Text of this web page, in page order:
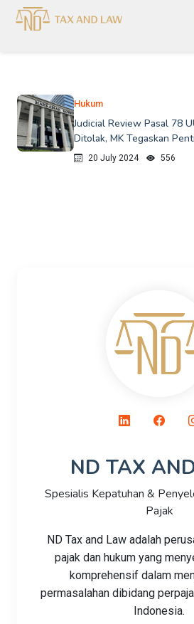
Hukum
Judicial Review Pasal 78
Ditolak, MK Tegaskan
20 July 2024 556
ND TAX
Spesialis Kepatuhan &
Pajak
ND Tax and Law adalah
pajak dan hukum yang
komprehensif dalam
permasalahan dibidang
Indonesia.